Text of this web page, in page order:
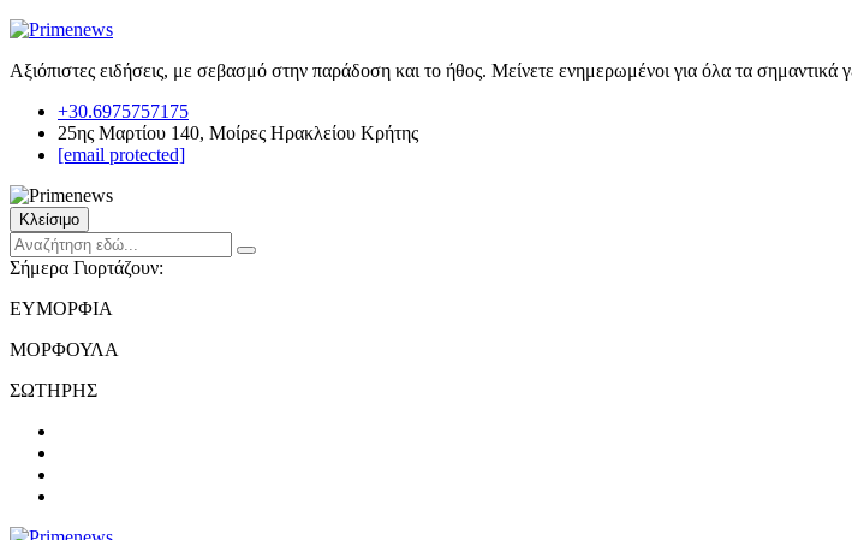
Αξιόπιστες ειδήσεις, με σεβασμό στην παράδοση και το ήθος. Μείνετε ενημερωμένοι για όλα τα
+30.6975757175
25ης Μαρτίου 140, Μοίρες Ηρακλείου Κρήτης
[email protected]
Κλείσιμο
Σήμερα Γιορτάζουν:
ΕΥΜΟΡΦΙΑ
ΜΟΡΦΟΥΛΑ
ΣΩΤΗΡΗΣ